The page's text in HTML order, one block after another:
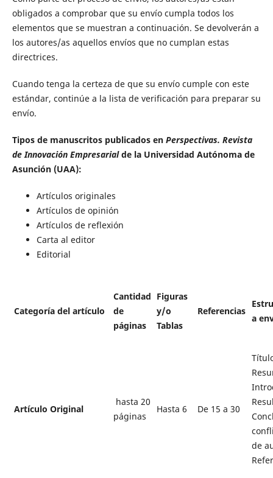
obligados a comprobar que su envío cumpla todos los
elementos que se muestran a continuación. Se devolverán a
los autores/as aquellos envíos que no cumplan estas
directrices.
Cuando tenga la certeza de que su envío cumple con este
estándar, continúe a la lista de verificación para preparar su
envío.
Tipos de manuscritos publicados en Perspectivas. Revista
de Innovación Empresarialde la Universidad Autónoma de
Asunción (UAA):
Artículos originales
Artículos de opinión
Artículos de reflexión
Carta al editor
Editorial
Categoría del artículo
Cantidad
de
páginas
Figuras
y/o
Tablas
Referencias
a
Artículo Original
hasta 20
páginas
Hasta 6 De 15 a 30
de